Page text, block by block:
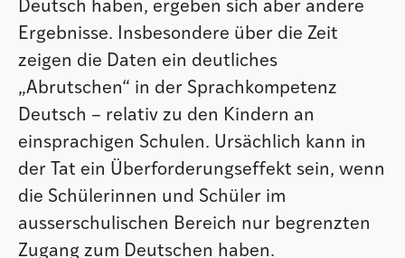
Deutsch haben, ergeben sich aber andere
Ergebnisse. Insbesondere über die Zeit
zeigen die Daten ein deutliches
„Abrutschen“ in der Sprachkompetenz
Deutsch – relativ zu den Kindern an
einsprachigen Schulen. Ursächlich kann in
der Tat ein Überforderungseffekt sein, wenn
die Schülerinnen und Schüler im
ausserschulischen Bereich nur begrenzten
Zugang zum Deutschen haben.